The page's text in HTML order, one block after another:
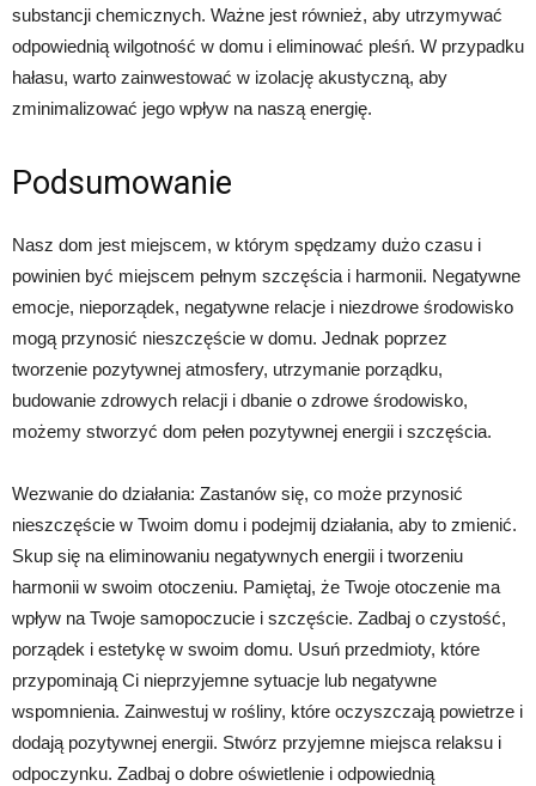
substancji chemicznych. Ważne jest również, aby utrzymywać
odpowiednią wilgotność w domu i eliminować pleśń. W przypadku
hałasu, warto zainwestować w izolację akustyczną, aby
zminimalizować jego wpływ na naszą energię.
Podsumowanie
Nasz dom jest miejscem, w którym spędzamy dużo czasu i
powinien być miejscem pełnym szczęścia i harmonii. Negatywne
emocje, nieporządek, negatywne relacje i niezdrowe środowisko
mogą przynosić nieszczęście w domu. Jednak poprzez
tworzenie pozytywnej atmosfery, utrzymanie porządku,
budowanie zdrowych relacji i dbanie o zdrowe środowisko,
możemy stworzyć dom pełen pozytywnej energii i szczęścia.
Wezwanie do działania: Zastanów się, co może przynosić
nieszczęście w Twoim domu i podejmij działania, aby to zmienić.
Skup się na eliminowaniu negatywnych energii i tworzeniu
harmonii w swoim otoczeniu. Pamiętaj, że Twoje otoczenie ma
wpływ na Twoje samopoczucie i szczęście. Zadbaj o czystość,
porządek i estetykę w swoim domu. Usuń przedmioty, które
przypominają Ci nieprzyjemne sytuacje lub negatywne
wspomnienia. Zainwestuj w rośliny, które oczyszczają powietrze i
dodają pozytywnej energii. Stwórz przyjemne miejsca relaksu i
odpoczynku. Zadbaj o dobre oświetlenie i odpowiednią